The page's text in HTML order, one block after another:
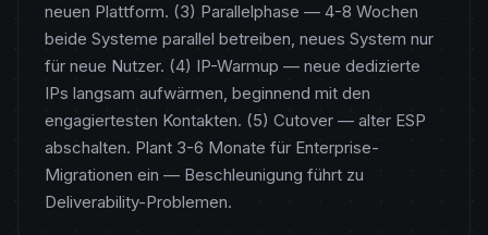
neuen Plattform. (3) Parallelphase — 4-8 Wochen
beide Systeme parallel betreiben, neues System nur
für neue Nutzer. (4) IP-Warmup — neue dedizierte
IPs langsam aufwärmen, beginnend mit den
engagiertesten Kontakten. (5) Cutover — alter ESP
abschalten. Plant 3-6 Monate für Enterprise-
Migrationen ein — Beschleunigung führt zu
Deliverability-Problemen.